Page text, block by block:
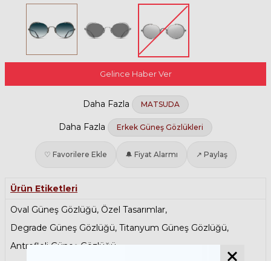
Gelince Haber Ver
Daha Fazla MATSUDA
Daha Fazla Erkek Güneş Gözlükleri
♡ Favorilere Ekle 🔔 Fiyat Alarmı ↗ Paylaş
Ürün Etiketleri
Oval Güneş Gözlüğü, Özel Tasarımlar,
Degrade Güneş Gözlüğü, Titanyum Güneş Gözlüğü,
Antrefleli Güneş Gözlüğü